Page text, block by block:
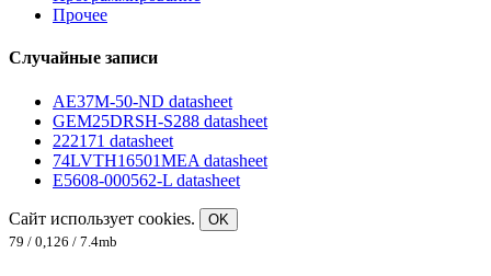
Прочее
Случайные записи
AE37M-50-ND datasheet
GEM25DRSH-S288 datasheet
222171 datasheet
74LVTH16501MEA datasheet
E5608-000562-L datasheet
Сайт использует cookies.
OK
79 / 0,126 / 7.4mb